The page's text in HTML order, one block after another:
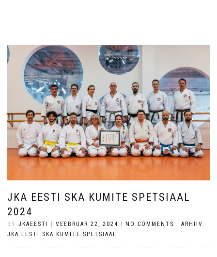
JKA EESTI SKA KUMITE SPETSIAAL
2024
BY JKAEESTI | VEEBRUAR 22, 2024 | NO COMMENTS | ARHIIV
JKA EESTI SKA KUMITE SPETSIAAL